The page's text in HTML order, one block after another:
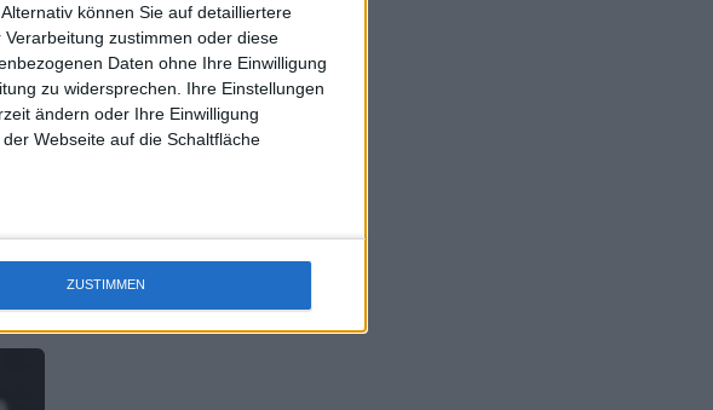
können Sie auf detailliertere
zustimmen oder diese
Daten ohne Ihre Einwilligung
zu widersprechen. Ihre Einstellungen
ändern oder Ihre Einwilligung
Webseite auf die Schaltfläche
ZUSTIMMEN